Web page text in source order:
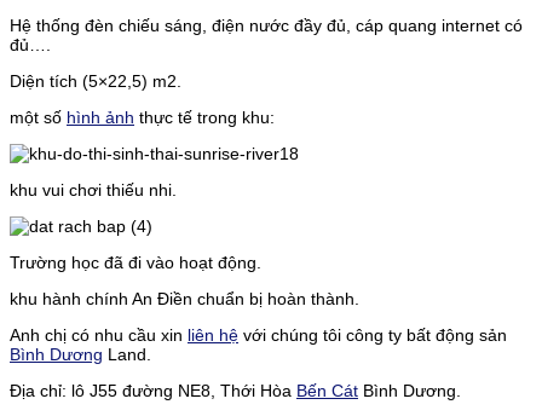
Hệ thống đèn chiếu sáng, điện nước đầy đủ, cáp quang internet có
đủ….
Diện tích (5×22,5) m2.
một số hình ảnh thực tế trong khu:
khu vui chơi thiếu nhi.
Trường học đã đi vào hoạt động.
khu hành chính An Điền chuẩn bị hoàn thành.
Anh chị có nhu cầu xin liên hệ với chúng tôi công ty bất động sản
Bình Dương Land.
Địa chỉ: lô J55 đường NE8, Thới Hòa Bến Cát Bình Dương.